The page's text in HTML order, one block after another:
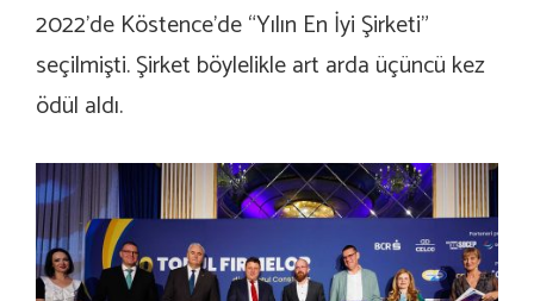
2022’de Köstence’de “Yılın En İyi Şirketi”
seçilmişti. Şirket böylelikle art arda üçüncü kez
ödül aldı.